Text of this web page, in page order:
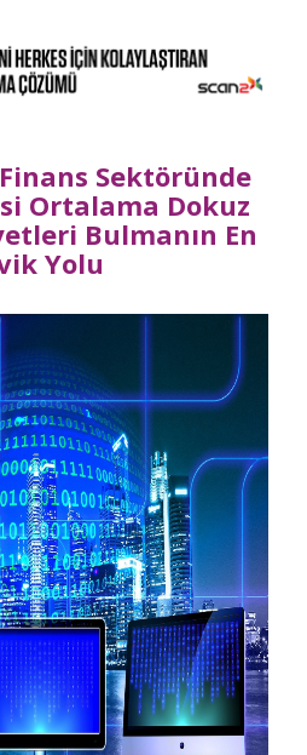
Finans Sektöründe
Ortalama Dokuz
Bulmanın En
Yolu